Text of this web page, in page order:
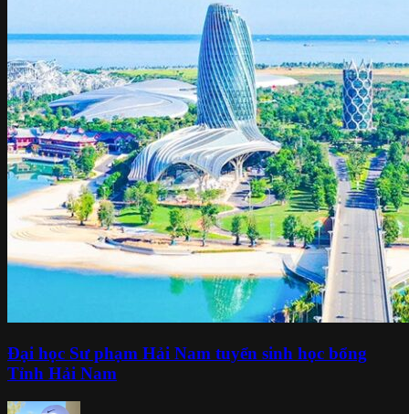
Đại học Sư phạm Hải Nam tuyển sinh học bổng
Tỉnh Hải Nam